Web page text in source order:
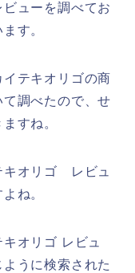
ューを調べてお
す。
テキオリゴの商
調べたので、せ
すね。
キオリゴ レビュ
ね。
オリゴ レビュ
うに検索された